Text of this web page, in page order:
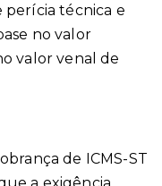
perícia técnica e
no valor
valor venal de
de ICMS-ST
a exigência